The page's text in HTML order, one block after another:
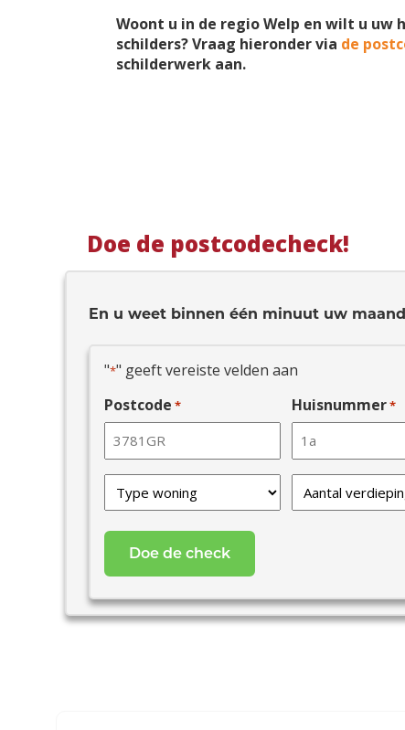
Woont u in de regio Welp en wilt u uw
schilders? Vraag hieronder via de
schilderwerk aan.
Doe de postcodecheck!
En u weet binnen één minuut uw
"*" geeft vereiste velden aan
Postcode * Huisnummer*
van
woning
Verdiepingen